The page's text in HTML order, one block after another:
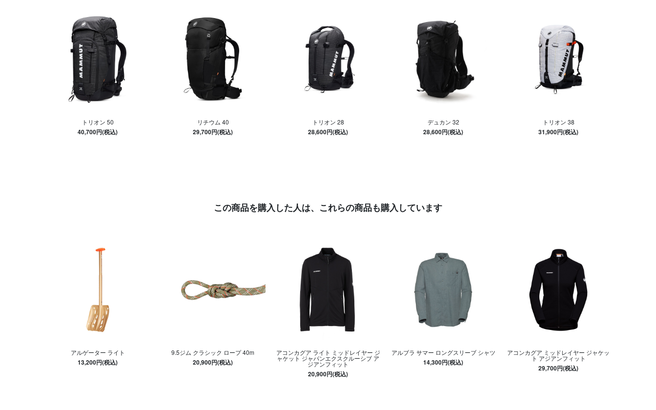
トリオン 50
40,700円(税込)
リチウム 40
29,700円(税込)
トリオン 28
28,600円(税込)
デュカン 32
28,600円(税込)
トリオン 38
31,900円(税込)
この商品を購入した人は、 これらの商品も購入しています
アルゲーター ライト
13,200円(税込)
9.5ジム クラシック ロープ 40m
20,900円(税込)
アコンカグア ライト ミッドレイヤー ジ
ャケット ジャパンエクスクルーシブ ア
ジアンフィット
20,900円(税込)
アルブラ サマー ロングスリーブ シャツ
14,300円(税込)
アコンカグア ミッドレイヤー ジャケッ
ト アジアンフィット
29,700円(税込)